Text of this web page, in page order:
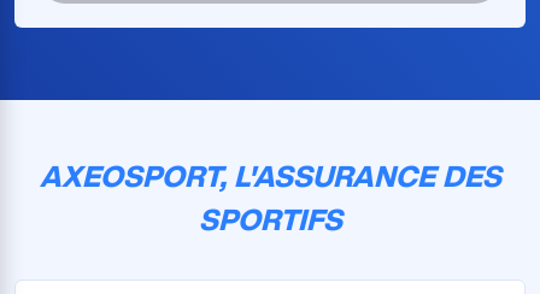
AXEOSPORT, L'ASSURANCE DES
SPORTIFS